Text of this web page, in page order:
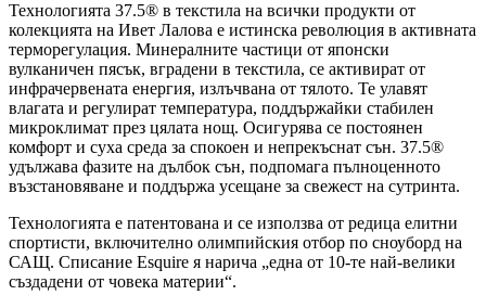
Технологията 37.5® в текстила на всички продукти от
колекцията на Ивет Лалова е истинска революция в активната
терморегулация. Минералните частици от японски
вулканичен пясък, вградени в текстила, се активират от
инфрачервената енергия, излъчвана от тялото. Те улавят
влагата и регулират температура, поддържайки стабилен
микроклимат през цялата нощ. Осигурява се постоянен
комфорт и суха среда за спокоен и непрекъснат сън. 37.5®
удължава фазите на дълбок сън, подпомага пълноценното
възстановяване и поддържа усещане за свежест на сутринта.
Технологията е патентована и се използва от редица елитни
спортисти, включително олимпийския отбор по сноуборд на
САЩ. Списание Esquire я нарича „една от 10-те най-велики
създадени от човека материи“.